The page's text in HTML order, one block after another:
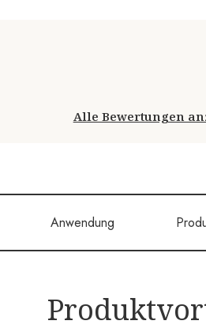
Alle Bewertungen
Anwendung